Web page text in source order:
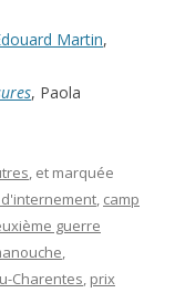
Martin,
, Paola
, et marquée
d'internement, camp
guerre
,
Charentes, prix